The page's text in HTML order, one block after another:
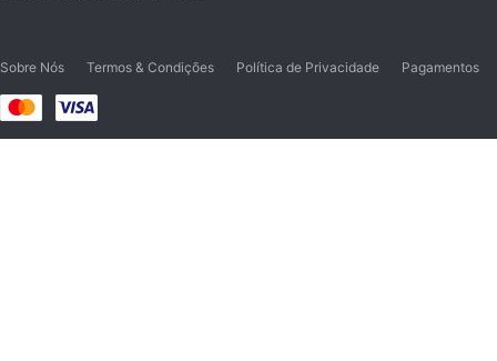
Sobre Nós Termos & Condições Política de Privacidade Pagamentos